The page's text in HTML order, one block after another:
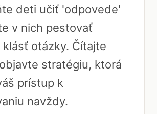
deti učiť 'odpovede'
v nich pestovať
klásť otázky. Čítajte
stratégiu, ktorá
prístup k
navždy.